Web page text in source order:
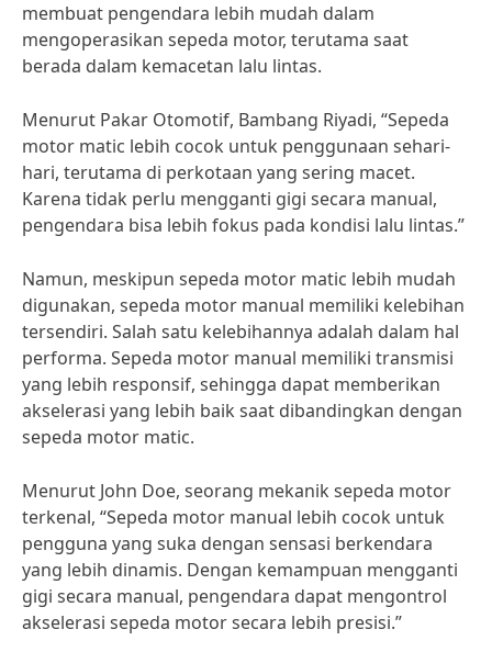
membuat pengendara lebih mudah dalam
mengoperasikan sepeda motor, terutama saat
berada dalam kemacetan lalu lintas.
Menurut Pakar Otomotif, Bambang Riyadi, “Sepeda
motor matic lebih cocok untuk penggunaan sehari-
hari, terutama di perkotaan yang sering macet.
Karena tidak perlu mengganti gigi secara manual,
pengendara bisa lebih fokus pada kondisi lalu lintas.”
Namun, meskipun sepeda motor matic lebih mudah
digunakan, sepeda motor manual memiliki kelebihan
tersendiri. Salah satu kelebihannya adalah dalam hal
performa. Sepeda motor manual memiliki transmisi
yang lebih responsif, sehingga dapat memberikan
akselerasi yang lebih baik saat dibandingkan dengan
sepeda motor matic.
Menurut John Doe, seorang mekanik sepeda motor
terkenal, “Sepeda motor manual lebih cocok untuk
pengguna yang suka dengan sensasi berkendara
yang lebih dinamis. Dengan kemampuan mengganti
gigi secara manual, pengendara dapat mengontrol
akselerasi sepeda motor secara lebih presisi.”